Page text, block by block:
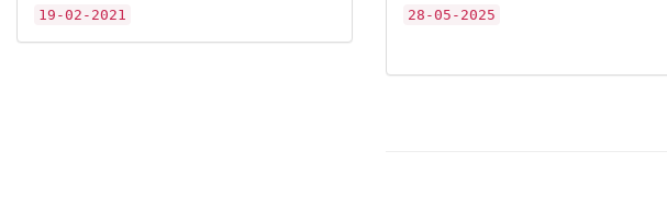
19-02-2021 28-05-2025